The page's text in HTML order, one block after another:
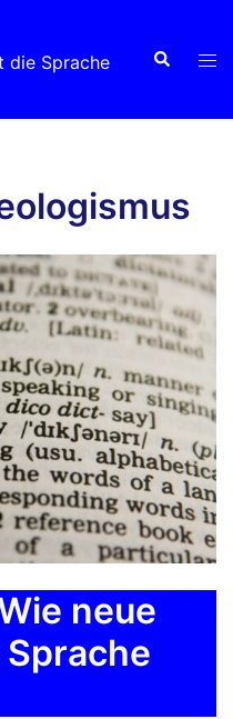
die Sprache
Suche
neue